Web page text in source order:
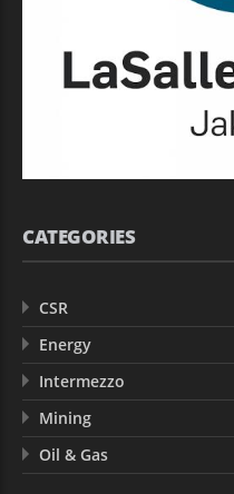
CATEGORIES
CSR
Energy
Intermezzo
Mining
Oil & Gas